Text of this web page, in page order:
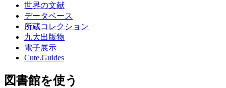
世界の文献
データベース
所蔵コレクション
九大出版物
電子展示
Cute.Guides
図書館を使う